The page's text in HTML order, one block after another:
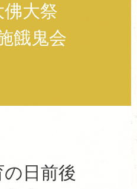
大祭
餓鬼会
日前後